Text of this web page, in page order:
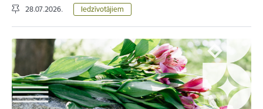
28.07.2026. Iedzīvotājiem